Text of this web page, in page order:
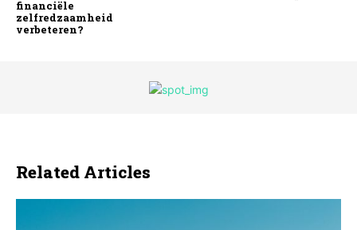
financiële
zelfredzaamheid
verbeteren?
Related Articles